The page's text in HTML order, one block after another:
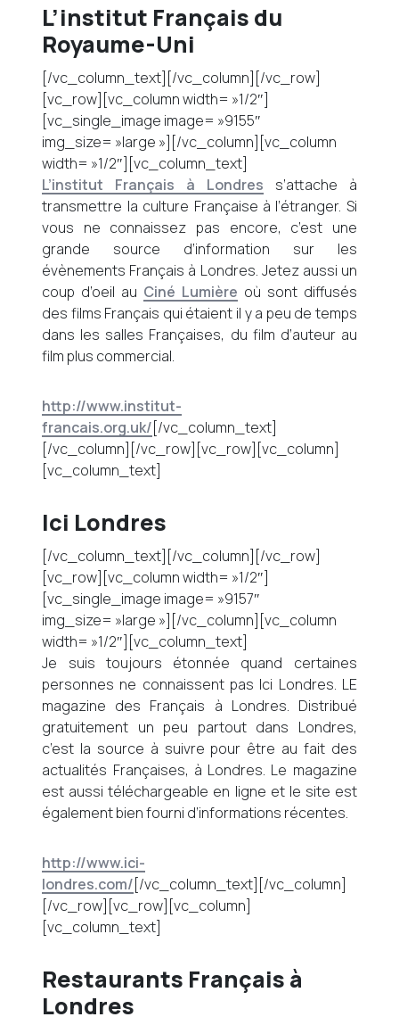
L’institut Français du
Royaume-Uni
[/vc_column_text][/vc_column][/vc_row]
[vc_row][vc_column width= »1/2″]
[vc_single_image image= »9155″
img_size= »large »][/vc_column][vc_column
width= »1/2″][vc_column_text]
L’institut Français à Londres s’attache à
transmettre la culture Française à l’étranger. Si
vous ne connaissez pas encore, c’est une
grande source d’information sur les
évènements Français à Londres. Jetez aussi un
coup d’oeil au Ciné Lumière où sont diffusés
des films Français qui étaient il y a peu de temps
dans les salles Françaises, du film d’auteur au
film plus commercial.
http://www.institut-
francais.org.uk/[/vc_column_text]
[/vc_column][/vc_row][vc_row][vc_column]
[vc_column_text]
Ici Londres
[/vc_column_text][/vc_column][/vc_row]
[vc_row][vc_column width= »1/2″]
[vc_single_image image= »9157″
img_size= »large »][/vc_column][vc_column
width= »1/2″][vc_column_text]
Je suis toujours étonnée quand certaines
personnes ne connaissent pas Ici Londres. LE
magazine des Français à Londres. Distribué
gratuitement un peu partout dans Londres,
c’est la source à suivre pour être au fait des
actualités Françaises, à Londres. Le magazine
est aussi téléchargeable en ligne et le site est
également bien fourni d’informations récentes.
http://www.ici-
londres.com/[/vc_column_text][/vc_column]
[/vc_row][vc_row][vc_column]
[vc_column_text]
Restaurants Français à
Londres